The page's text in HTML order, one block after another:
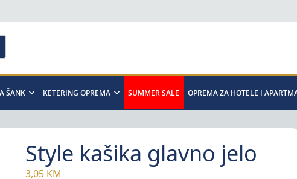
ŠANK KETERING OPREMA SUMMER SALE OPREMA ZA HOTELE I
Style kašika glavno jelo
3,05 KM